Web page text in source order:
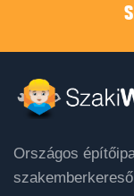
Országos